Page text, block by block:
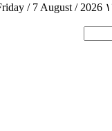
/ 7 August / 2026